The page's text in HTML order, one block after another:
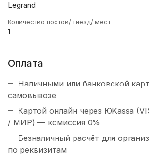
Legrand
Количество постов/ гнезд/ мест
1
Оплата
Наличными или банковской
самовывозе
Картой онлайн через ЮKassa
/ МИР) — комиссия 0%
Безналичный расчёт для
по реквизитам